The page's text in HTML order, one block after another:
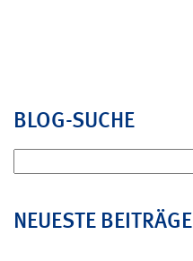
BLOG-SUCHE
nach:
NEUESTE BEITRÄGE